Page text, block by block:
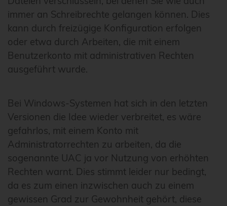
immer an Schreibrechte gelangen können. Dies
kann durch freizügige Konfiguration erfolgen
oder etwa durch Arbeiten, die mit einem
Benutzerkonto mit administrativen Rechten
ausgeführt wurde.
Bei Windows-Systemen hat sich in den letzten
Versionen die Idee wieder verbreitet, es wäre
gefahrlos, mit einem Konto mit
Administratorrechten zu arbeiten, da die
sogenannte UAC ja vor Nutzung von erhöhten
Rechten warnt. Dies stimmt leider nur bedingt,
da es zum einen inzwischen auch zu einem
gewissen Grad zur Gewohnheit gehört, diese